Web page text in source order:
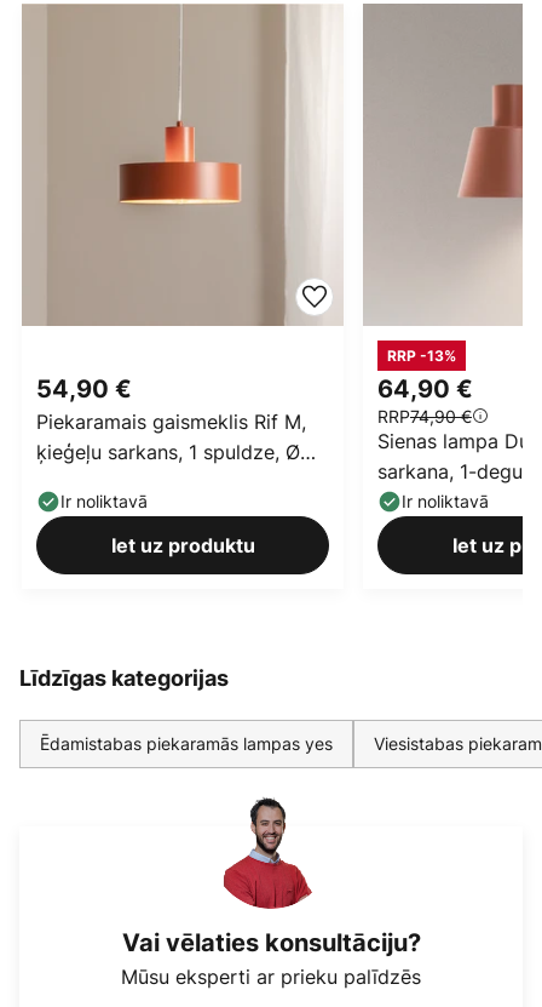
54,90 €
Piekaramais gaismeklis Rif M,
ķieģeļu sarkans, 1 spuldze, Ø
Ir noliktavā
Iet uz produktu
64,90 €
RRP74,90 €
RRP -13%
Sienas lampa
sarkana, 1-
augstums 17 cm
Ir noliktavā
Iet uz
Līdzīgas kategorijas
Ēdamistabas piekaramās lampas yes Viesistabas
Vai vēlaties konsultāciju?
Mūsu eksperti ar prieku palīdzēs